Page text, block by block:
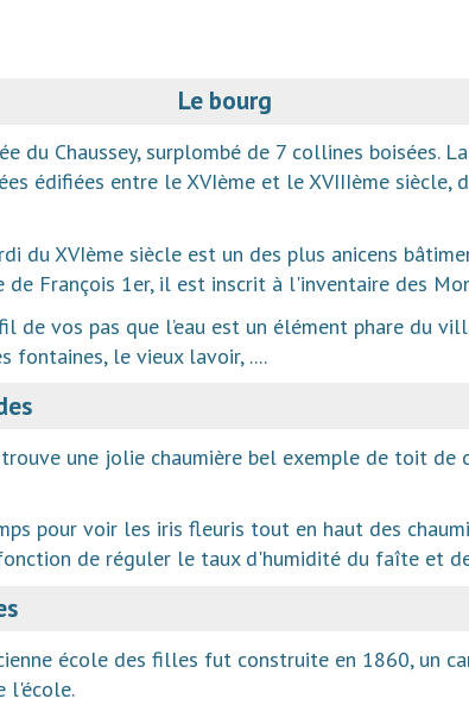
Le bourg
du Chaussey, surplombé de 7 collines boisées.
édifiées entre le XVIème et le XVIIIème siècle,
du XVIème siècle est un des plus anicens
François 1er, il est inscrit à l'inventaire des
de vos pas que l’eau est un élément phare du
fontaines, le vieux lavoir, ....
une jolie chaumière bel exemple de toit
pour voir les iris fleuris tout en haut des
de réguler le taux d'humidité du faîte et
école des filles fut construite en 1860, un
l'école.